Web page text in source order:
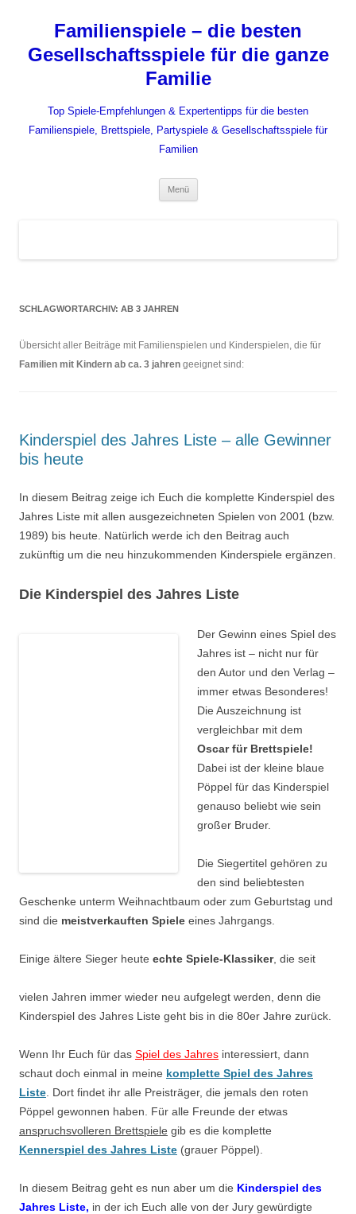
springenFamilienspiele – die besten
Gesellschaftsspiele für die ganze
Familie
Top Spiele-Empfehlungen & Expertentipps für die besten
Familienspiele, Brettspiele, Partyspiele & Gesellschaftsspiele für
Familien
Menü
SCHLAGWORTARCHIV: AB 3 JAHREN
Übersicht aller Beiträge mit Familienspielen und Kinderspielen, die für
Familien mit Kindern ab ca. 3 jahren geeignet sind:
Kinderspiel des Jahres Liste – alle Gewinner
bis heute
In diesem Beitrag zeige ich Euch die komplette Kinderspiel des
Jahres Liste mit allen ausgezeichneten Spielen von 2001 (bzw.
1989) bis heute. Natürlich werde ich den Beitrag auch
zukünftig um die neu hinzukommenden Kinderspiele ergänzen.
Die Kinderspiel des Jahres Liste
Der Gewinn eines Spiel des
Jahres ist – nicht nur für
den Autor und den Verlag –
immer etwas Besonderes!
Die Auszeichnung ist
vergleichbar mit dem
Oscar für Brettspiele!
Dabei ist der kleine blaue
Pöppel für das Kinderspiel
genauso beliebt wie sein
großer Bruder.
Die Siegertitel gehören zu
den sind beliebtesten
Geschenke unterm Weihnachtbaum oder zum Geburtstag und
sind die meistverkauften Spiele eines Jahrgangs.
Einige ältere Sieger heute echte Spiele-Klassiker, die seit
vielen Jahren immer wieder neu aufgelegt werden, denn die
Kinderspiel des Jahres Liste geht bis in die 80er Jahre zurück.
Wenn Ihr Euch für das Spiel des Jahres interessiert, dann
schaut doch einmal in meine komplette Spiel des Jahres
Liste. Dort findet ihr alle Preisträger, die jemals den roten
Pöppel gewonnen haben. Für alle Freunde der etwas
anspruchsvolleren Brettspiele gib es die komplette
Kennerspiel des Jahres Liste (grauer Pöppel).
In diesem Beitrag geht es nun aber um die Kinderspiel des
Jahres Liste, in der ich Euch alle von der Jury gewürdigte